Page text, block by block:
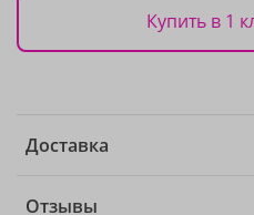
Купить в 1
Доставка
Отзывы